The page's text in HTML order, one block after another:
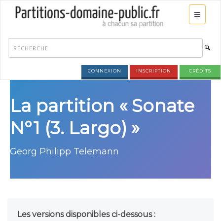
CONNEXION INSCRIPTION CRÉDITS
La partition « Sonate
N°1 (3. Largo) »
Georg Philipp Telemann
Les versions disponibles ci-dessous :